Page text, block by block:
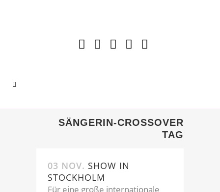
SÄNGERIN-CROSSOVER
TAG
03 NOV. SHOW IN
STOCKHOLM
Für eine große internationale